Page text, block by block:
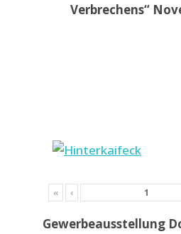
Verbrechens“
« ‹
Gewerbeausstellung